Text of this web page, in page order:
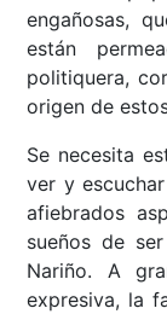
engañosas,
están
politiquera,
origen de
Se necesita
ver y
afiebrados
sueños de
Nariño. A
expresiva, la